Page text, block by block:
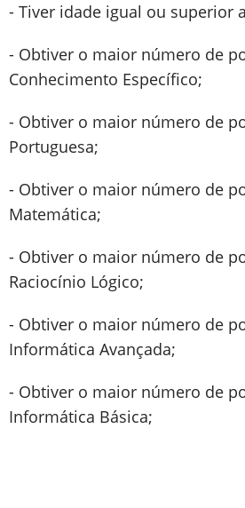
- Tiver idade igual ou superior
- Obtiver o maior número de
Conhecimento Específico;
- Obtiver o maior número de
Portuguesa;
- Obtiver o maior número de
Matemática;
- Obtiver o maior número de
Raciocínio Lógico;
- Obtiver o maior número de
Informática Avançada;
- Obtiver o maior número de
Informática Básica;